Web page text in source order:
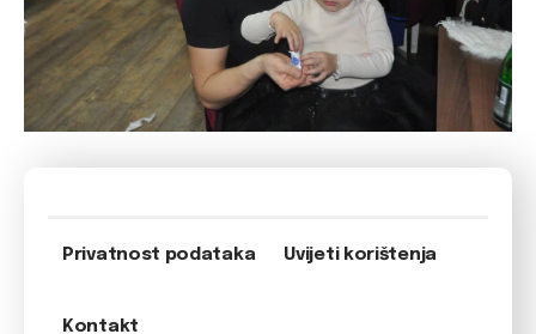
Privatnost podataka Uvijeti korištenja
Kontakt